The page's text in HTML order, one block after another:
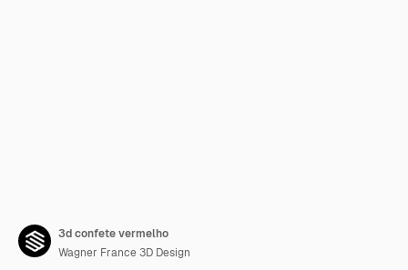
3d confete vermelho
Wagner France 3D Design